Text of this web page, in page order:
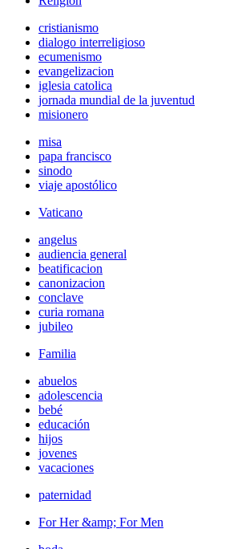
cristianismo
dialogo interreligioso
ecumenismo
evangelizacion
iglesia catolica
jornada mundial de la juventud
misionero
misa
papa francisco
sinodo
viaje apostólico
Vaticano
angelus
audiencia general
beatificacion
canonizacion
conclave
curia romana
jubileo
Familia
abuelos
adolescencia
bebé
educación
hijos
jovenes
vacaciones
paternidad
For Her &amp; For Men